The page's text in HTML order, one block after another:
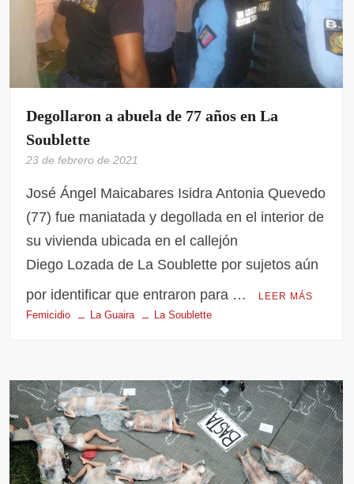
Degollaron a abuela de 77 años en La
Soublette
23 de febrero de 2021
José Ángel Maicabares Isidra Antonia Quevedo
(77) fue maniatada y degollada en el interior de
su vivienda ubicada en el callejón
Diego Lozada de La Soublette por sujetos aún
por identificar que entraron para …
LEER MÁS
Femicidio La Guaira La Soublette